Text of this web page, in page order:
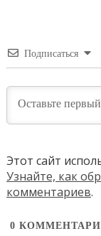
Подписаться
Этот сайт
Узнайте, как
комментариев.
0